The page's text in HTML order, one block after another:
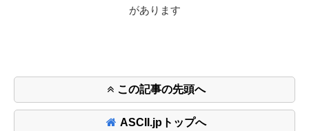
があります
この記事の先頭へ
ASCII.jpトップへ